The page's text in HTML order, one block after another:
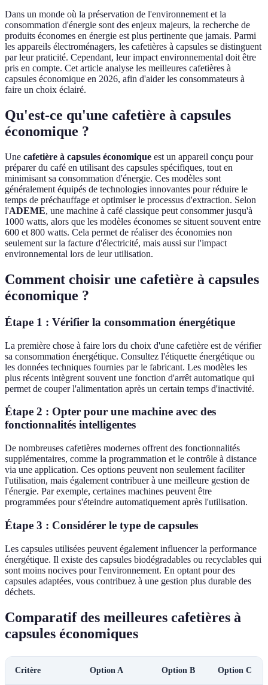
Dans un monde où la préservation de l'environnement et la
consommation d'énergie sont des enjeux majeurs, la recherche de
produits économes en énergie est plus pertinente que jamais. Parmi
les appareils électroménagers, les cafetières à capsules se distinguent
par leur praticité. Cependant, leur impact environnemental doit être
pris en compte. Cet article analyse les meilleures cafetières à
capsules économique en 2026, afin d'aider les consommateurs à
faire un choix éclairé.
Qu'est-ce qu'une cafetière à capsules
économique ?
Une cafetière à capsules économique est un appareil conçu pour
préparer du café en utilisant des capsules spécifiques, tout en
minimisant sa consommation d'énergie. Ces modèles sont
généralement équipés de technologies innovantes pour réduire le
temps de préchauffage et optimiser le processus d'extraction. Selon
l'ADEME, une machine à café classique peut consommer jusqu'à
1000 watts, alors que les modèles économes se situent souvent entre
600 et 800 watts. Cela permet de réaliser des économies non
seulement sur la facture d'électricité, mais aussi sur l'impact
environnemental lors de leur utilisation.
Comment choisir une cafetière à capsules
économique ?
Étape 1 : Vérifier la consommation énergétique
La première chose à faire lors du choix d'une cafetière est de vérifier
sa consommation énergétique. Consultez l'étiquette énergétique ou
les données techniques fournies par le fabricant. Les modèles les
plus récents intègrent souvent une fonction d'arrêt automatique qui
permet de couper l'alimentation après un certain temps d'inactivité.
Étape 2 : Opter pour une machine avec des
fonctionnalités intelligentes
De nombreuses cafetières modernes offrent des fonctionnalités
supplémentaires, comme la programmation et le contrôle à distance
via une application. Ces options peuvent non seulement faciliter
l'utilisation, mais également contribuer à une meilleure gestion de
l'énergie. Par exemple, certaines machines peuvent être
programmées pour s'éteindre automatiquement après l'utilisation.
Étape 3 : Considérer le type de capsules
Les capsules utilisées peuvent également influencer la performance
énergétique. Il existe des capsules biodégradables ou recyclables qui
sont moins nocives pour l'environnement. En optant pour des
capsules adaptées, vous contribuez à une gestion plus durable des
déchets.
Comparatif des meilleures cafetières à
capsules économiques
Critère Option A Option B Option C